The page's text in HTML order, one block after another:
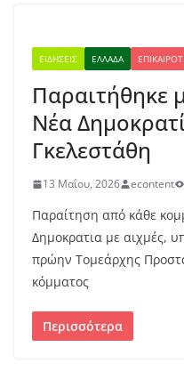
ΕΙΔΉΣΕΙΣ ΕΛΛΆΔΑ
Παραιτήθηκε
Νέα
Γκελεστάθη
13 Μαΐου, 2026 econtent
Παραίτηση από κάθε
Δημοκρατια με αιχμές,
πρώην Τομεάρχης
κόμματος
Περισσότερα